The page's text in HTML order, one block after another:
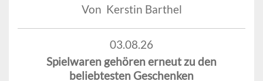
Von Kerstin Barthel
03.08.26
Spielwaren gehören erneut zu den
beliebtesten Geschenken